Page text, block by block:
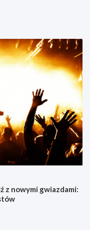
z nowymi gwiazdami: